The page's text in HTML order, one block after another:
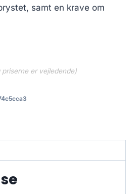
samt en krave om
er vejledende)